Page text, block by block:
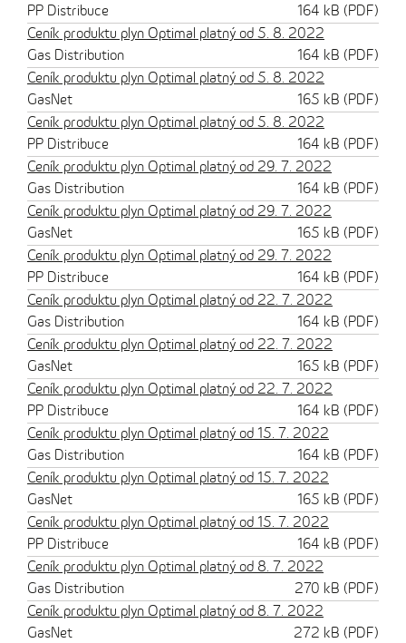
PP Distribuce
164 kB (PDF)
Ceník produktu plyn Optimal platný od 5. 8. 2022
Gas Distribution
164 kB (PDF)
Ceník produktu plyn Optimal platný od 5. 8. 2022
GasNet
165 kB (PDF)
Ceník produktu plyn Optimal platný od 5. 8. 2022
PP Distribuce
164 kB (PDF)
Ceník produktu plyn Optimal platný od 29. 7. 2022
Gas Distribution
164 kB (PDF)
Ceník produktu plyn Optimal platný od 29. 7. 2022
GasNet
165 kB (PDF)
Ceník produktu plyn Optimal platný od 29. 7. 2022
PP Distribuce
164 kB (PDF)
Ceník produktu plyn Optimal platný od 22. 7. 2022
Gas Distribution
164 kB (PDF)
Ceník produktu plyn Optimal platný od 22. 7. 2022
GasNet
165 kB (PDF)
Ceník produktu plyn Optimal platný od 22. 7. 2022
PP Distribuce
164 kB (PDF)
Ceník produktu plyn Optimal platný od 15. 7. 2022
Gas Distribution
164 kB (PDF)
Ceník produktu plyn Optimal platný od 15. 7. 2022
GasNet
165 kB (PDF)
Ceník produktu plyn Optimal platný od 15. 7. 2022
PP Distribuce
164 kB (PDF)
Ceník produktu plyn Optimal platný od 8. 7. 2022
Gas Distribution
270 kB (PDF)
Ceník produktu plyn Optimal platný od 8. 7. 2022
GasNet
272 kB (PDF)